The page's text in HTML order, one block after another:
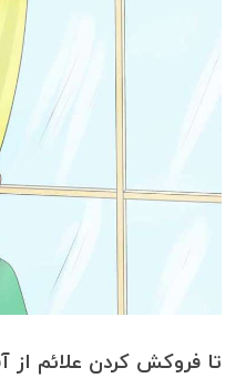
تا فروکش کردن علائم از